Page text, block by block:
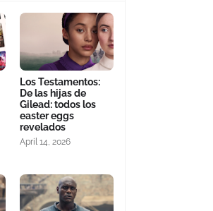
Los Testamentos:
De las hijas de
Gilead: todos los
easter eggs
revelados
April 14, 2026